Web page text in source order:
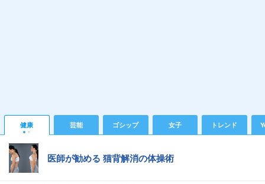
健康 芸能 ゴシップ 女子 トレンド
医師が勧める 猫背解消の体操術